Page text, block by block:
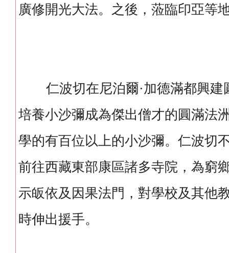
廣修開光大法。之後，蒞臨印亞等
仁波切在尼泊爾·加德滿都興建
培養小沙彌成為傑出僧才的圓滿法
學的有百位以上的小沙彌。仁波切
前往西藏東部康區諸多寺院，為窮
示皈依及因果法門，對學校及其他
時伸出援手。